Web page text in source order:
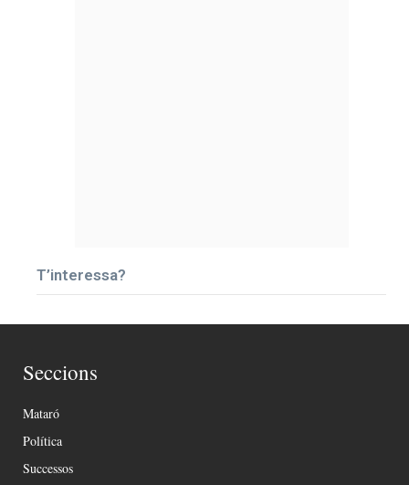
T’interessa?
Seccions
Mataró
Política
Successos